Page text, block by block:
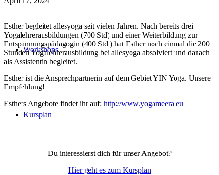
Workshops
Kursplan
Esther begleitet allesyoga seit vielen Jahren. Nach bereits drei
Yogalehrerausbildungen (700 Std) und einer Weiterbildung zur
Entspannungspädagogin (400 Std.) hat Esther noch einmal die 200
Stunden Yogalehrerausbildung bei allesyoga absolviert und danach
als Assistentin begleitet.
Esther ist die Ansprechpartnerin auf dem Gebiet YIN Yoga. Unsere
Empfehlung!
Esthers Angebote findet ihr auf: http://www.yogameera.eu
Du interessierst dich für unser Angebot?
Hier geht es zum Kursplan